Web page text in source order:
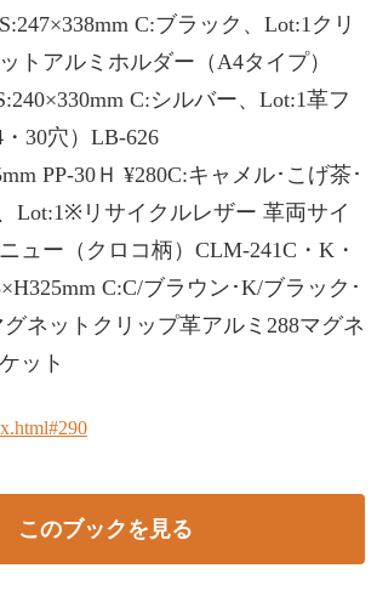
C:ブラック、Lot:1クリ
トアルミホルダー（A4タイプ）
C:シルバー、Lot:1革フ
・30穴）LB-626
PP-30Ｈ ¥280C:キャメル･こげ茶･
Lot:1※リサイクルレザー 革両サイ
ュー（クロコ柄）CLM-241C・K・
C:C/ブラウン･K/ブラック･
ネットクリップ革アルミ288マグネ
ット
このブックを見る